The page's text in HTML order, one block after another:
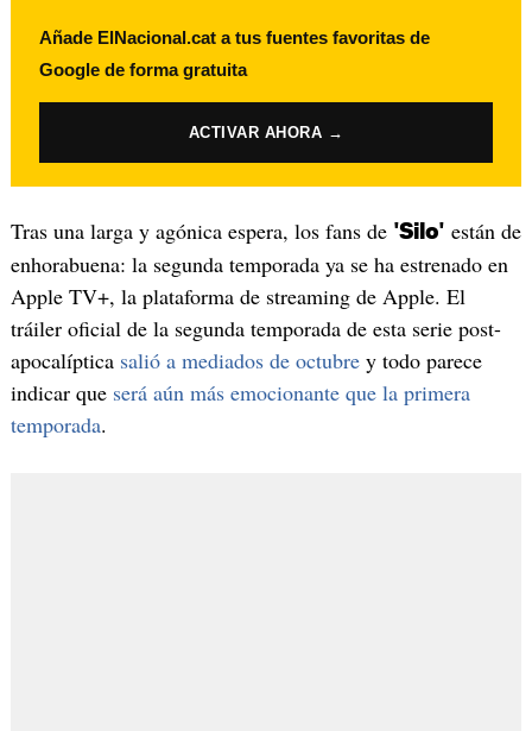
Añade ElNacional.cat a tus fuentes favoritas de
Google de forma gratuita
ACTIVAR AHORA →
Tras una larga y agónica espera, los fans de 'Silo' están de
enhorabuena: la segunda temporada ya se ha estrenado en
Apple TV+, la plataforma de streaming de Apple. El
tráiler oficial de la segunda temporada de esta serie post-
apocalíptica salió a mediados de octubrey todo parece
indicar que será aún más emocionante que la primera
temporada.